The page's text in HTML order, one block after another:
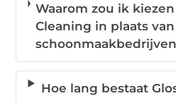
Waarom zou ik
Cleaning in plaats
Hoe lang bestaat